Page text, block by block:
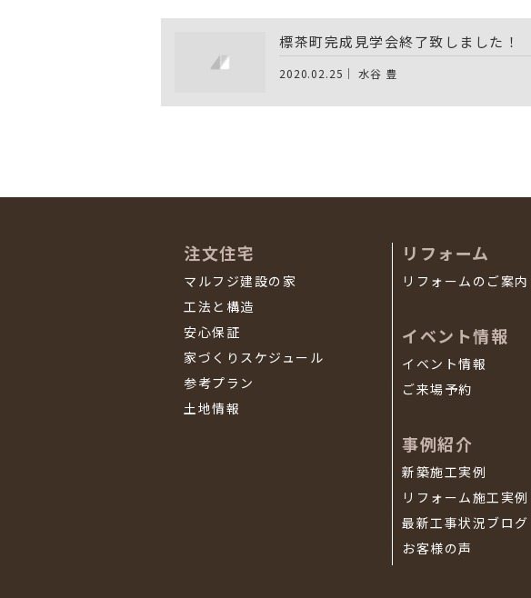
標茶町完成見学会終了致しました！
2020.02.25｜ 水谷 豊
注文住宅
マルフジ建設の家
工法と構造
安心保証
家づくりスケジュール
参考プラン
土地情報
リフォーム
リフォームのご案内
イベント情報
イベント情報
ご来場予約
事例紹介
新築施工実例
リフォーム施工実例
最新工事状況ブログ
お客様の声